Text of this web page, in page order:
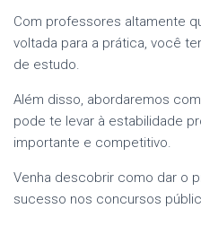
Com professores altamente
voltada para a prática, você
de estudo.
Além disso, abordaremos
pode te levar à estabilidade
importante e competitivo.
Venha descobrir como dar o
sucesso nos concursos